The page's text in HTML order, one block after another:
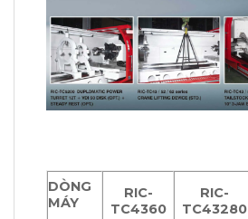
DÒNG
MÁY
RIC-
TC4360
RIC-
TC43280